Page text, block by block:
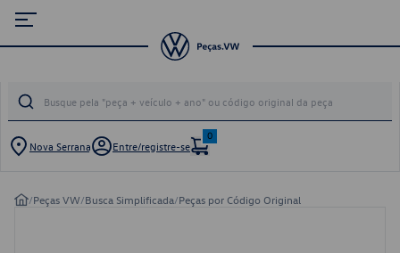
Nova Serrana Entre/registre-se
0
/Peças VW/Busca Simplificada/Peças por Código Original